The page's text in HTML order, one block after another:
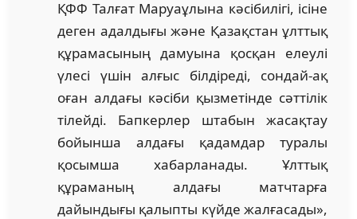
ҚФФ Талғат Маруаұлына кәсібилігі, ісіне
деген адалдығы және Қазақстан ұлттық
құрамасының дамуына қосқан елеулі
үлесі үшін алғыс білдіреді, сондай-ақ
оған алдағы кәсіби қызметінде сәттілік
тілейді. Бапкерлер штабын жасақтау
бойынша алдағы қадамдар туралы
қосымша хабарланады. Ұлттық
құраманың алдағы матчтарға
дайындығы қалыпты күйде жалғасады»,